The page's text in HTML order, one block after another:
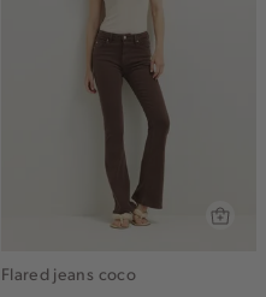
Flared jeans coco